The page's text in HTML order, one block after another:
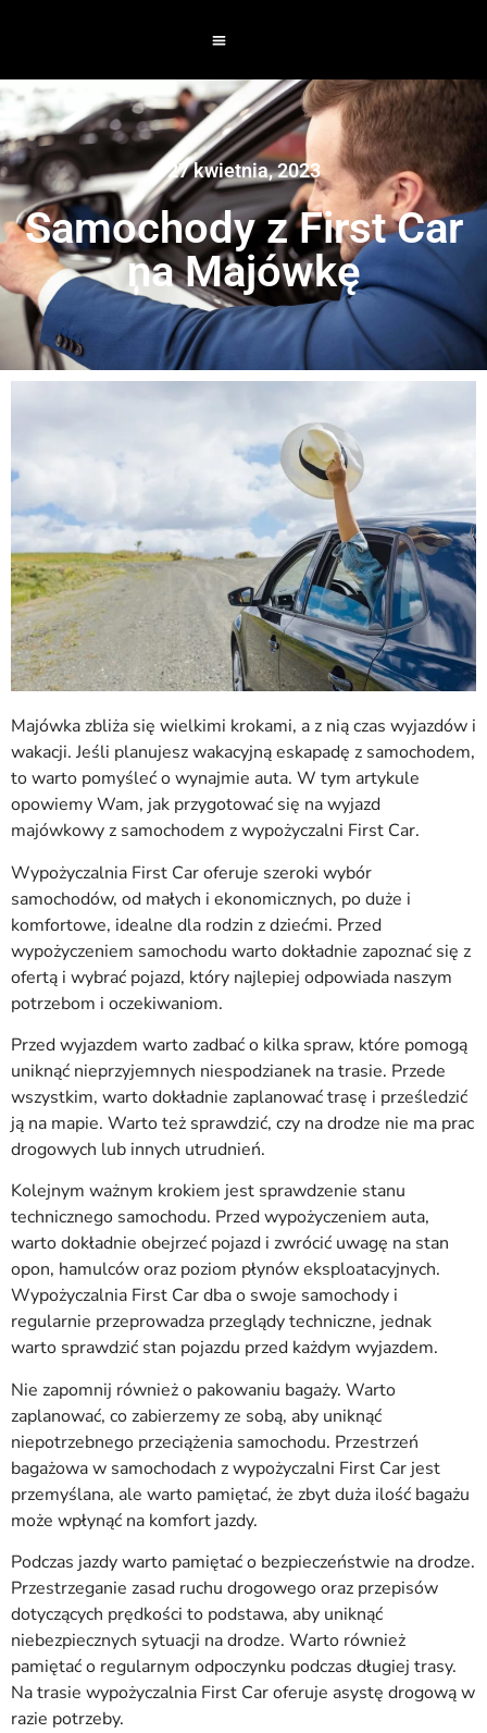
27 kwietnia, 2023
Samochody z First Car
na Majówkę
Majówka zbliża się wielkimi krokami, a z nią czas wyjazdów i
wakacji. Jeśli planujesz wakacyjną eskapadę z samochodem,
to warto pomyśleć o wynajmie auta. W tym artykule
opowiemy Wam, jak przygotować się na wyjazd
majówkowy z samochodem z wypożyczalni First Car.
Wypożyczalnia First Car oferuje szeroki wybór
samochodów, od małych i ekonomicznych, po duże i
komfortowe, idealne dla rodzin z dziećmi. Przed
wypożyczeniem samochodu warto dokładnie zapoznać się z
ofertą i wybrać pojazd, który najlepiej odpowiada naszym
potrzebom i oczekiwaniom.
Przed wyjazdem warto zadbać o kilka spraw, które pomogą
uniknąć nieprzyjemnych niespodzianek na trasie. Przede
wszystkim, warto dokładnie zaplanować trasę i prześledzić
ją na mapie. Warto też sprawdzić, czy na drodze nie ma prac
drogowych lub innych utrudnień.
Kolejnym ważnym krokiem jest sprawdzenie stanu
technicznego samochodu. Przed wypożyczeniem auta,
warto dokładnie obejrzeć pojazd i zwrócić uwagę na stan
opon, hamulców oraz poziom płynów eksploatacyjnych.
Wypożyczalnia First Car dba o swoje samochody i
regularnie przeprowadza przeglądy techniczne, jednak
warto sprawdzić stan pojazdu przed każdym wyjazdem.
Nie zapomnij również o pakowaniu bagaży. Warto
zaplanować, co zabierzemy ze sobą, aby uniknąć
niepotrzebnego przeciążenia samochodu. Przestrzeń
bagażowa w samochodach z wypożyczalni First Car jest
przemyślana, ale warto pamiętać, że zbyt duża ilość bagażu
może wpłynąć na komfort jazdy.
Podczas jazdy warto pamiętać o bezpieczeństwie na drodze.
Przestrzeganie zasad ruchu drogowego oraz przepisów
dotyczących prędkości to podstawa, aby uniknąć
niebezpiecznych sytuacji na drodze. Warto również
pamiętać o regularnym odpoczynku podczas długiej trasy.
Na trasie wypożyczalnia First Car oferuje asystę drogową w
razie potrzeby.